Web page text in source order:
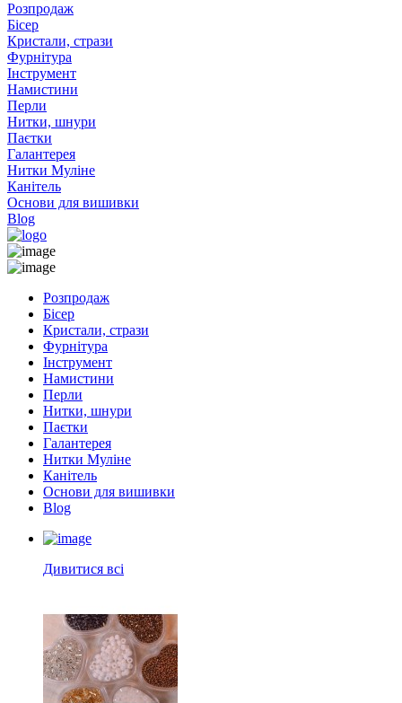
Розпродаж
Бісер
Кристали, стрази
Фурнітура
Інструмент
Намистини
Перли
Нитки, шнури
Паєтки
Галантерея
Нитки Муліне
Канітель
Основи для вишивки
Blog
Розпродаж
Бісер
Кристали, стрази
Фурнітура
Інструмент
Намистини
Перли
Нитки, шнури
Паєтки
Галантерея
Нитки Муліне
Канітель
Основи для вишивки
Blog
Дивитися всі